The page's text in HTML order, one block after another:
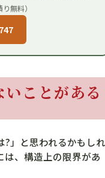
無料）
ことがある
?」と思われるかもしれ
は、構造上の限界があ